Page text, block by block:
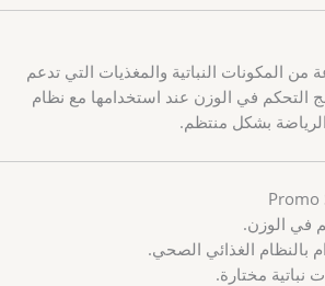
المكونات النباتية والمغذيات التي تدعم
التحكم في الوزن عند استخدامها مع نظام
بشكل منتظم.
في الوزن.
بالنظام الغذائي الصحي.
نباتية مختارة.